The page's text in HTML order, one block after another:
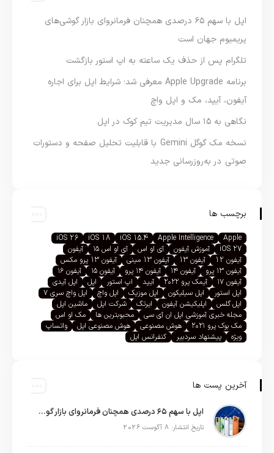
اپل با سهم ۶۵ درصدی همچنان فرمانروای بازار گوشی‌های
پریمیوم جهان است
تلگرام پس از حذف یک ساعته به اپ استور بازگشت
برنامه Apple Upgrade معرفی شد؛ شرایط اپل برای اجاره
آیفون، آیپد، مک و اپل واچ
نگاهی به ۱۵ سال مدیریت تیم کوک در اپل
نسخه مک گوگل Gemini با قابلیت تحلیل صفحه و دستورات
صوتی در به‌روزرسانی جدید
برچسب ها
Apple
Apple Intelligence
iOS 15.4
iOS 18
iOS 26
iOS 27
آموزش آیفون آی او اس آی او اس ۱۵
آیفون
آیفون 12
آیفون 13 آیفون 13 مینی
آیفون 13 پرو مکس
آیفون ۱۳ پرو
آیفون ۱۴ آیفون ۱۴ پرو آیفون ۱۵
آیفون ۱۶
آیفون ۱۷
آیمک پرو ۲۰۲۲ آیپد اپ استور اپل
اپل آیدی
اپل استور
اپل سیلیکون اپل موزیک اپل واچ
اپل واچ سری ۷
اپل گلس
اپلیکیشن آیفون ایرتگ شرکت اپل
ماشین اپل
مجله خبری آموزشی اپل ان آی سی
محبوبترین ها
مک او اس
مک بوک پرو ۲۰۲۱
هوش مصنوعی هوش مصنوعی اپل
واتساپ
ویژه
پیشنهاد سردبیر کنفرانس اپل
آخرین پست ها
اپل با سهم ۶۵ درصدی همچنان فرمانروای بازار گوشی‌های پریمیوم جهان است
تاریخ انتشار: 8 آگوست 2026